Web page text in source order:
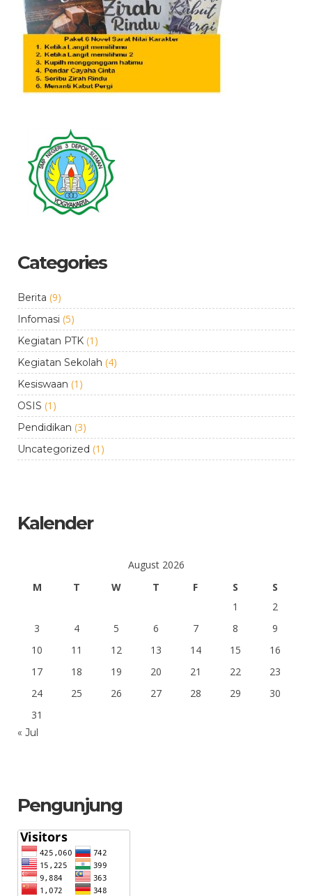
Categories
Berita (9)
Infomasi (5)
Kegiatan PTK (1)
Kegiatan Sekolah (4)
Kesiswaan (1)
OSIS (1)
Pendidikan (3)
Uncategorized (1)
Kalender
August 2026
M
T W T F S
S
1
2
3
4 5 6 7 8
9
10
11 12 13 14 15
16
17
18 19 20 21 22
23
24
25 26 27 28 29
30
31
« Jul
Pengunjung